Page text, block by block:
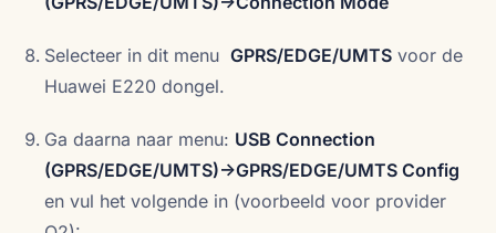
Selecteer in dit menu GPRS/EDGE/UMTS voor de
Huawei E220 dongel.
Ga daarna naar menu: USB Connection
(GPRS/EDGE/UMTS)->GPRS/EDGE/UMTS Config
en vul het volgende in (voorbeeld voor provider